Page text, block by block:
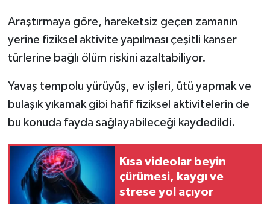
Araştırmaya göre, hareketsiz geçen zamanın
yerine fiziksel aktivite yapılması çeşitli kanser
türlerine bağlı ölüm riskini azaltabiliyor.
Yavaş tempolu yürüyüş, ev işleri, ütü yapmak ve
bulaşık yıkamak gibi hafif fiziksel aktivitelerin de
bu konuda fayda sağlayabileceği kaydedildi.
Kısa videolar beyin
çürümesi, kaygı ve
strese yol açıyor